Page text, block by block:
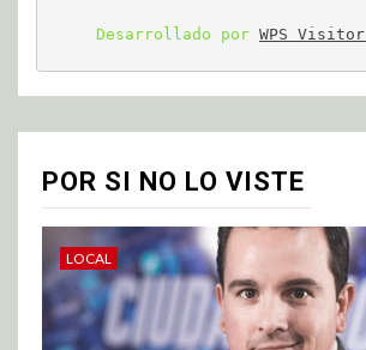
Desarrollado por WPS
POR SI NO LO VISTE
LOCAL